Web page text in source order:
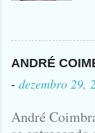
ANDRÉ
- dezembro 29,
André